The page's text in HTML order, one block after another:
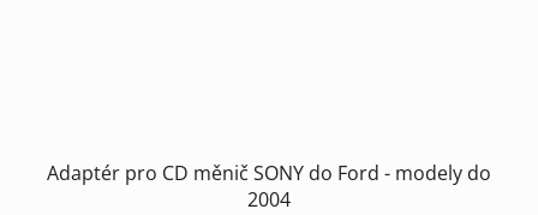
Adaptér pro CD měnič SONY do Ford - modely do
2004